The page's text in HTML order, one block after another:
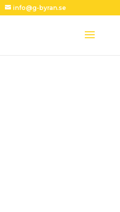
info@g-byran.se